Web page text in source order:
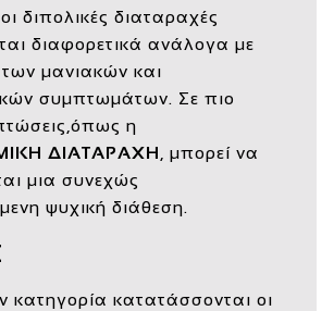
διπολικές διαταραχές
διαφορετικά ανάλογα με
μανιακών και
συμπτωμάτων. Σε πιο
η
ΔΙΑΤΑΡΑΧΗ
, μπορεί να
μια συνεχώς
ψυχική διάθεση.
κατηγορία κατατάσσονται οι